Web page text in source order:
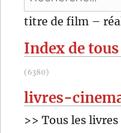
Del
pour
titre de film –
Index de
(6380)
livres-
>> Tous les